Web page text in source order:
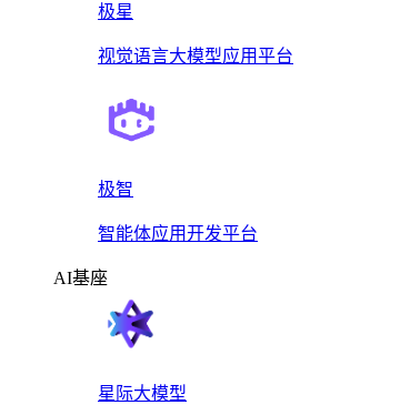
极星
视觉语言大模型应用平台
极智
智能体应用开发平台
AI基座
星际大模型